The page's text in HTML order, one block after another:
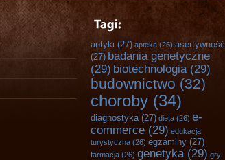
antyki (27) apteka (26) asertywność
(27) badania genetyczne
(29) biotechnologia (29)
budownictwo (32)
choroby (34)
diagnostyka(27) dieta (26) e-
commerce (29) edukacja
turystyczna (26) egzaminy (27)
farmacja (26) genetyka (29) gry